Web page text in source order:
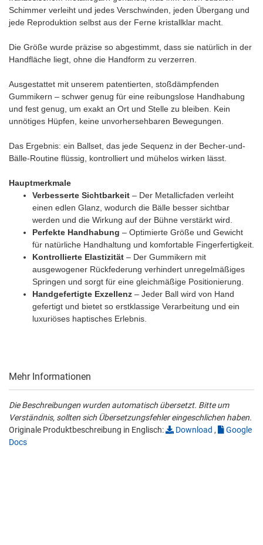
Schimmer verleiht und jedes Verschwinden, jeden Übergang und
jede Reproduktion selbst aus der Ferne kristallklar macht.
Die Größe wurde präzise so abgestimmt, dass sie natürlich in der
Handfläche liegt, ohne die Handform zu verzerren.
Ausgestattet mit unserem patentierten, stoßdämpfenden
Gummikern – schwer genug für eine reibungslose Handhabung
und fest genug, um exakt an Ort und Stelle zu bleiben. Kein
unnötiges Hüpfen, keine unvorhersehbaren Bewegungen.
Das Ergebnis: ein Ballset, das jede Sequenz in der Becher-und-
Bälle-Routine flüssig, kontrolliert und mühelos wirken lässt.
Hauptmerkmale
Verbesserte Sichtbarkeit – Der Metallicfaden verleiht
einen edlen Glanz, wodurch die Bälle besser sichtbar
werden und die Wirkung auf der Bühne verstärkt wird.
Perfekte Handhabung – Optimierte Größe und Gewicht
für natürliche Handhaltung und komfortable Fingerfertigkeit.
Kontrollierte Elastizität – Der Gummikern mit
ausgewogener Rückfederung verhindert unregelmäßiges
Springen und sorgt für eine gleichmäßige Positionierung.
Handgefertigte Exzellenz – Jeder Ball wird von Hand
gefertigt und bietet so erstklassige Verarbeitung und ein
luxuriöses haptisches Erlebnis.
Mehr Informationen
Die Beschreibungen wurden automatisch übersetzt. Bitte um
Verständnis, sollten sich Übersetzungsfehler eingeschlichen haben.
Originale Produktbeschreibung in Englisch:
Download ,
Google
Docs